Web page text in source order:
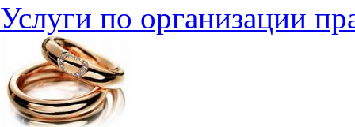
Услуги по организации